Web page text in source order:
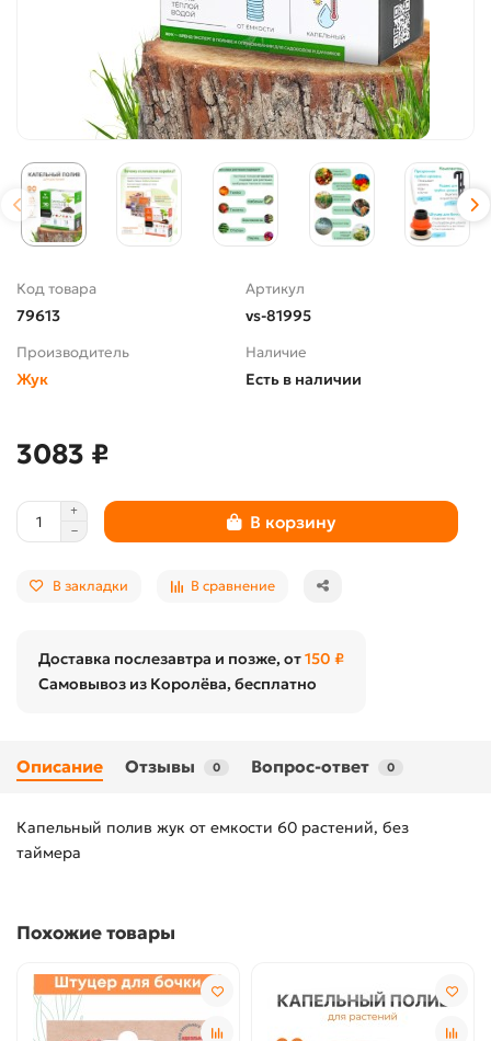
Код товара
79613
Артикул
vs-81995
Производитель
Жук
Наличие
Есть в наличии
3083 ₽
В корзину
В закладки В сравнение
Доставка послезавтра и позже, от150 ₽
Самовывоз из Королёва, бесплатно
Описание Отзывы 0 Вопрос-ответ 0
Капельный полив жук от емкости 60 растений, без
таймера
Похожие товары